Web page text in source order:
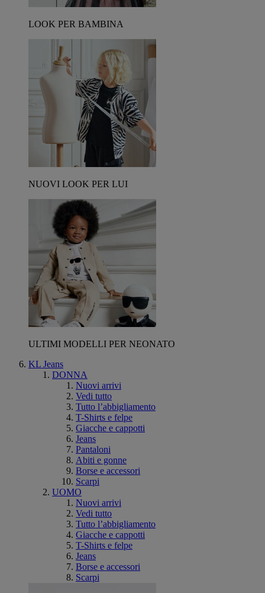
LOOK PER BAMBINA
NUOVI LOOK PER LUI
ULTIMI MODELLI PER NEONATO
KL Jeans
DONNA
Nuovi arrivi
Vedi tutto
Tutto l’abbigliamento
T-Shirts e felpe
Giacche e cappotti
Jeans
Pantaloni
Abiti e gonne
Borse e accessori
Scarpi
UOMO
Nuovi arrivi
Vedi tutto
Tutto l’abbigliamento
Giacche e cappotti
T-Shirts e felpe
Jeans
Borse e accessori
Scarpi